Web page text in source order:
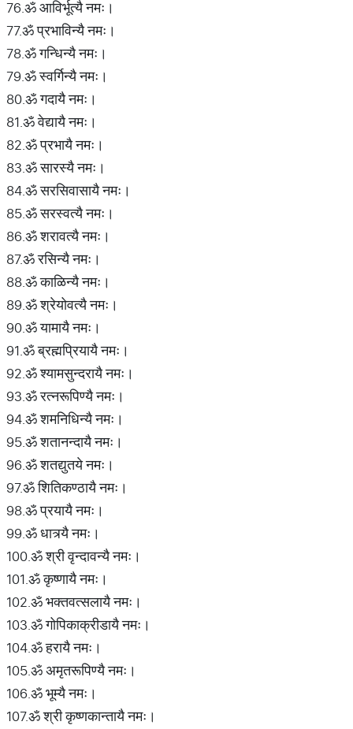
76.ॐ आविर्भूत्यै नमः।
77.ॐ प्रभाविन्यै नमः।
78.ॐ गन्धिन्यै नमः।
79.ॐ स्वर्गिन्यै नमः।
80.ॐ गदायै नमः।
81.ॐ वेद्यायै नमः।
82.ॐ प्रभायै नमः।
83.ॐ सारस्यै नमः।
84.ॐ सरसिवासायै नमः।
85.ॐ सरस्वत्यै नमः।
86.ॐ शरावत्यै नमः।
87.ॐ रसिन्यै नमः।
88.ॐ काळिन्यै नमः।
89.ॐ श्रेयोवत्यै नमः।
90.ॐ यामायै नमः।
91.ॐ ब्रह्मप्रियायै नमः।
92.ॐ श्यामसुन्दरायै नमः।
93.ॐ रत्नरूपिण्यै नमः।
94.ॐ शमनिधिन्यै नमः।
95.ॐ शतानन्दायै नमः।
96.ॐ शतद्युतये नमः।
97.ॐ शितिकण्ठायै नमः।
98.ॐ प्रयायै नमः।
99.ॐ धात्र्यै नमः।
100.ॐ श्री वृन्दावन्यै नमः।
101.ॐ कृष्णायै नमः।
102.ॐ भक्तवत्सलायै नमः।
103.ॐ गोपिकाक्रीडायै नमः।
104.ॐ हरायै नमः।
105.ॐ अमृतरूपिण्यै नमः।
106.ॐ भूम्यै नमः।
107.ॐ श्री कृष्णकान्तायै नमः।